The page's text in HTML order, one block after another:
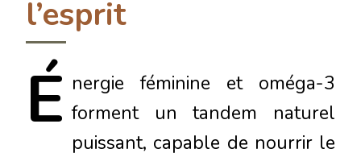
l’esprit
É nergie féminine et oméga-3
forment un tandem naturel
puissant, capable de nourrir le